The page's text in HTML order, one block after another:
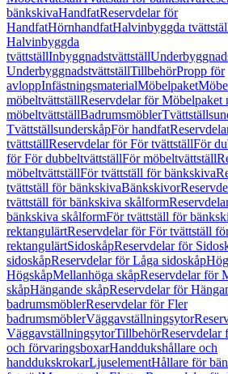
bänkskivaHandfatReservdelar för
HandfatHörnhandfatHalvinbyggda
Halvinbyggda
tvättställInbyggnadstvättställ
UnderbyggnadstvättställTillbehörPropp för
avloppInfästningsmaterialMöbelpaket
möbeltvättställReservdelar för Möbelpaket
möbeltvättställBadrumsmöbler
TvättställsunderskåpFör handfat
tvättställReservdelar för För tvättställFör
för För dubbeltvättställFör möbeltvättställ
möbeltvättställFör tvättställ för bänkskiva
tvättställ för bänkskivaBänkskivor
tvättställ för bänkskiva skålform
bänkskiva skålformFör tvättställ för
rektangulärtReservdelar för För tvättställ
rektangulärtSidoskåpReservdelar för
sidoskåpReservdelar för Låga sidoskåp
HögskåpMellanhöga skåpReservdelar för
skåpHängande skåpReservdelar för
badrumsmöblerReservdelar för Fler
badrumsmöblerVäggavställningsytor
VäggavställningsytorTillbehörReservdelar
och förvaringsboxarHanddukshållare och
handdukskrokarLjuselementHållare för